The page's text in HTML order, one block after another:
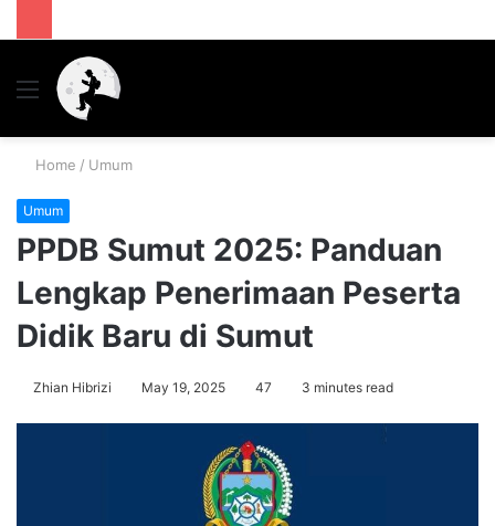
Menu
Home / Umum
Umum
PPDB Sumut 2025: Panduan
Lengkap Penerimaan Peserta
Didik Baru di Sumut
Zhian Hibrizi May 19, 2025 47 3 minutes read